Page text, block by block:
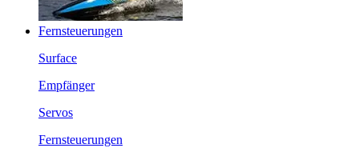
Fernsteuerungen
Surface
Empfänger
Servos
Fernsteuerungen